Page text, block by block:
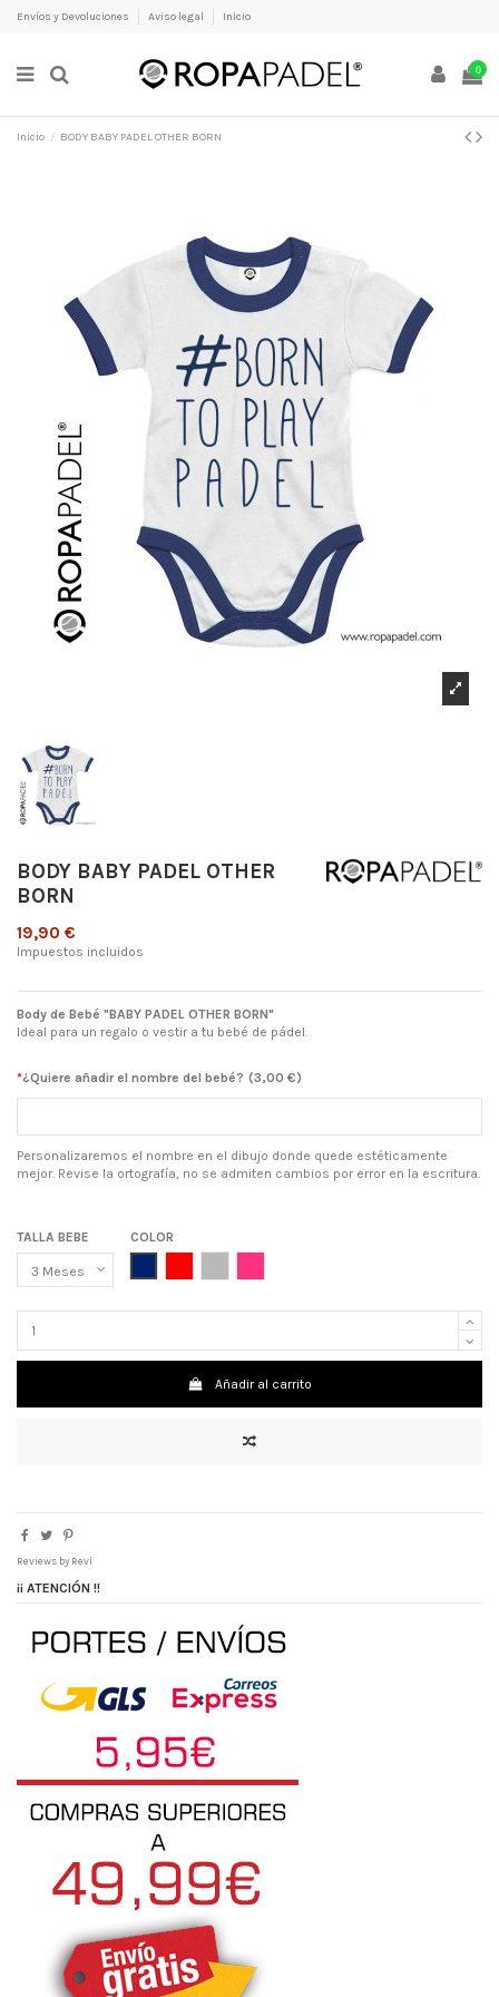
Envíos y Devoluciones Aviso legal Inicio
0
Inicio BODY BABY PADEL OTHER BORN
BODY BABY PADEL OTHER
BORN
19,90 €
Impuestos incluidos
Body de Bebé "BABY PADEL OTHER BORN"
Ideal para un regalo o vestir a tu bebé de pádel.
*¿Quiere añadir el nombre del bebé? (3,00 €)
Personalizaremos el nombre en el dibujo donde quede estéticamente
mejor. Revise la ortografía, no se admiten cambios por error en la escritura.
TALLA BEBE
COLOR
Añadir al carrito
Reviews by Revi
¡¡ ATENCIÓN !!